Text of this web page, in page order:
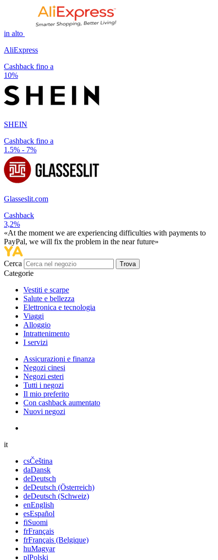
in alto
AliExpress
Cashback fino a
10%
SHEIN
Cashback fino a
1.5% - 7%
Glasseslit.com
Cashback
3,2%
«At the moment we are experiencing difficulties with payments to
PayPal, we will fix the problem in the near future»
Cerca Trova
Categorie
Vestiti e scarpe
Salute e bellezza
Elettronica e tecnologia
Viaggi
Alloggio
Intrattenimento
I servizi
Assicurazioni e finanza
Negozi cinesi
Negozi esteri
Tutti i negozi
Il mio preferito
Con cashback aumentato
Nuovi negozi
it
csČeština
daDansk
deDeutsch
deDeutsch (Österreich)
deDeutsch (Schweiz)
enEnglish
esEspañol
fiSuomi
frFrançais
frFrançais (Belgique)
huMagyar
plPolski